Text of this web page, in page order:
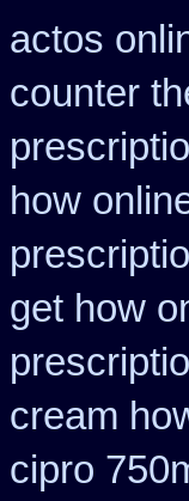
actos
counter
how
get how
cream
cipro